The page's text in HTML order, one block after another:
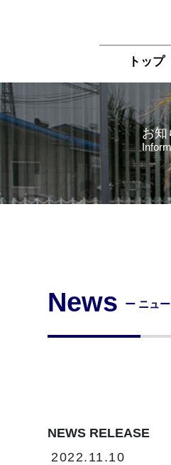
お知
トップ
News ー ニュ
NEWS RELEASE
2022.11.10